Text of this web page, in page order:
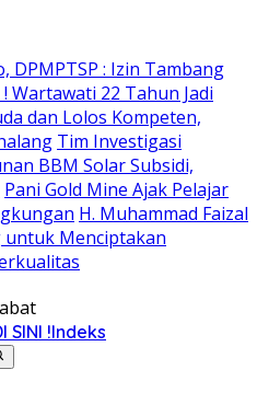
DPMPTSP : Izin Tambang
Wartawati 22 Tahun Jadi
dan Lolos Kompeten,
Tim Investigasi
BBM Solar Subsidi,
Pani Gold Mine Ajak Pelajar
H. Muhammad Faizal
untuk Menciptakan
SINI !Indeks